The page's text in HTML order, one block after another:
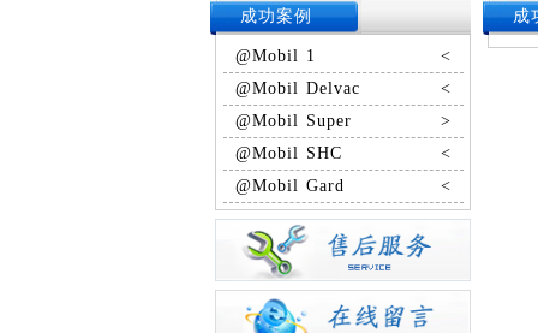
成功案例
@Mobil 1
<
@Mobil Delvac
<
@Mobil Super
>
@Mobil SHC
<
@Mobil Gard
<
成